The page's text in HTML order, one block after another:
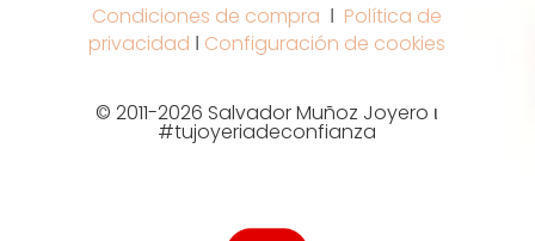
Condiciones de compra Ι Política de
privacidad Ι Configuración de cookies
© 2011-2026 Salvador Muñoz Joyero ι
#tujoyeriadeconfianza